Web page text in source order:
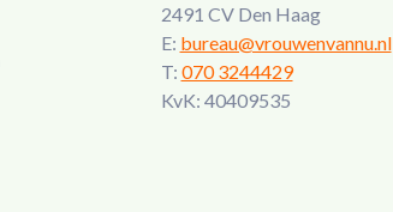
2491 CV Den Haag
E: bureau@vrouwenvannu.nl
T: 070 3244429
KvK: 40409535